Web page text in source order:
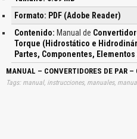
de Aceite en la Transmisión, Motor
Bomba, Línea de Drene Tapada, Un
Enfriador, Medidores e Indicadores de
Formato: PDF (Adobe Reader)
Contenido: Manual de
Torque (Hidrostático e
Partes, Componentes,
MANUAL – CONVERTIDORES DE PAR